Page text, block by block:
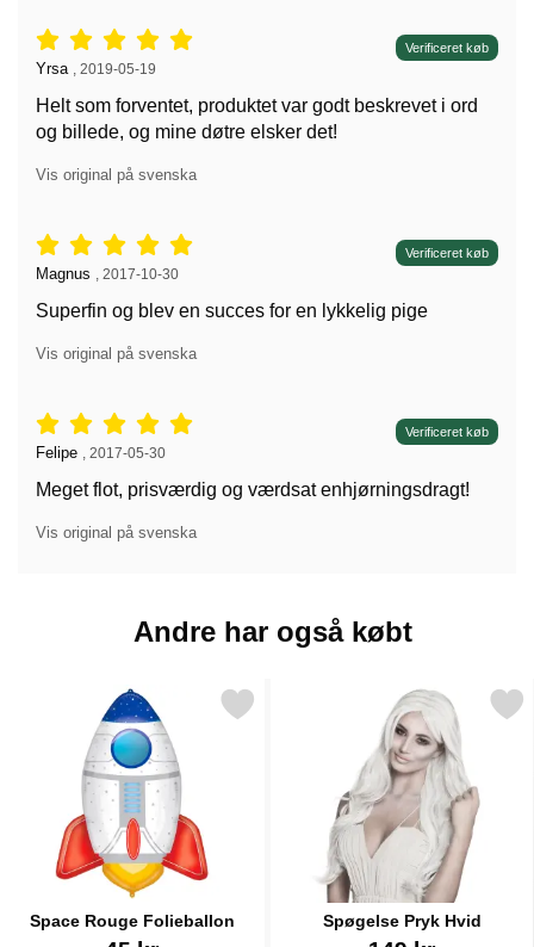
Anmeldelser: 5 stjerne af 5, Verificeret køb
Anmeldelser af:
Yrsa 2019-05-19
Helt som forventet, produktet var godt beskrevet i ord
og billede, og mine døtre elsker det!
Vis original på svenska
Anmeldelser: 5 stjerne af 5, Verificeret køb
Anmeldelser af:
Magnus 2017-10-30
Superfin og blev en succes for en lykkelig pige
Vis original på svenska
Anmeldelser: 5 stjerne af 5, Verificeret køb
Anmeldelser af:
Felipe 2017-05-30
Meget flot, prisværdig og værdsat enhjørningsdragt!
Vis original på svenska
Andre har også købt
Space Rouge Folieballon
Markér space Rouge Folieballon som favorit
Spøgelse Pryk Hvid
Markér spøgelse